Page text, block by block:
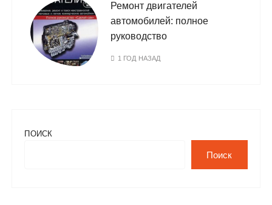
Ремонт двигателей
автомобилей: полное
руководство
1 ГОД НАЗАД
ПОИСК
Поиск